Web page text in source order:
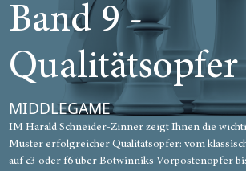
Band 9 -
Qualitätsopfer
MIDDLEGAME
IM Harald Schneider-Zinner zeigt Ihnen die
Muster erfolgreicher Qualitätsopfer: vom
auf c3 oder f6 über Botwinniks Vorpostenopfer